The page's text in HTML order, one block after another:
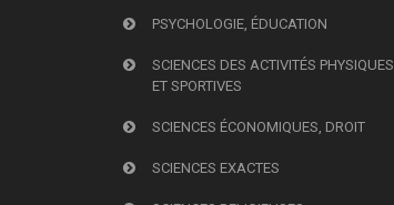
PSYCHOLOGIE, ÉDUCATION
SCIENCES DES ACTIVITÉS PHYSIQUES
ET SPORTIVES
SCIENCES ÉCONOMIQUES, DROIT
SCIENCES EXACTES